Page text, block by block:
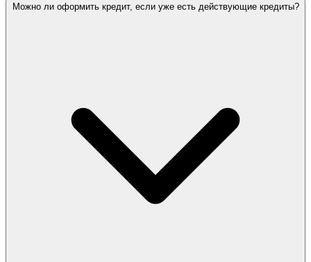
Можно ли оформить кредит, если уже есть действующие кредиты?